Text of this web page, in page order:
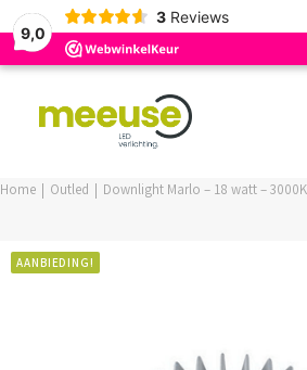
9,0
3 Reviews
BUDGET ASSORTIMENT
Home Outled Downlight Marlo – 18 watt – 3000K
AANBIEDING!